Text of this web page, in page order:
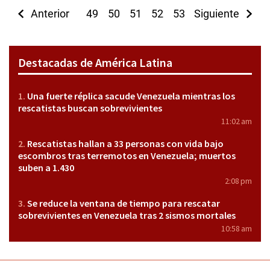
Anterior 49 50 51 52 53 54 55 56
Siguiente
Destacadas de América Latina
Una fuerte réplica sacude Venezuela mientras los
rescatistas buscan sobrevivientes
11:02 am
Rescatistas hallan a 33 personas con vida bajo
escombros tras terremotos en Venezuela; muertos
suben a 1.430
2:08 pm
Se reduce la ventana de tiempo para rescatar
sobrevivientes en Venezuela tras 2 sismos mortales
10:58 am